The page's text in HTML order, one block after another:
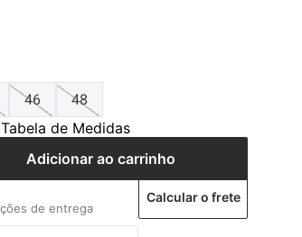
46 48
Tabela de Medidas
Adicionar ao carrinho
Calcular o frete